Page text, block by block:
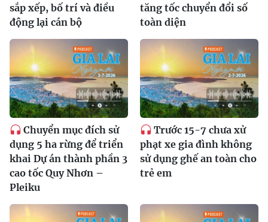
sắp xếp, bố trí và điều
động lại cán bộ
tăng tốc chuyển đổi số
toàn diện
Chuyển mục đích sử
dụng 5 ha rừng để triển
khai Dự án thành phần 3
cao tốc Quy Nhơn –
Pleiku
Trước 15-7 chưa xử
phạt xe gia đình không
sử dụng ghế an toàn cho
trẻ em